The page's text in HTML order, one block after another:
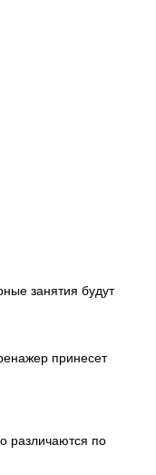
занятия будут
принесет
различаются по